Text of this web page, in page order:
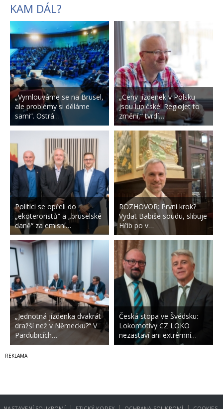
KAM DÁL?
„Vymlouváme se na Brusel,
ale problémy si děláme
sami“. Ostrá…
Politici se opřeli do
„ekoteroristů“ a „bruselské
daně“ za emisní…
„Jednotná jízdenka dvakrát
dražší než v Německu?“ V
Pardubicích…
„Ceny jízdenek v Polsku
jsou lupičské! RegioJet to
změní,“ tvrdí…
ROZHOVOR: První krok?
Vydat Babiše soudu, slibuje
Hřib po v…
Česká stopa ve Švédsku:
Lokomotivy CZ LOKO
nezastaví ani extrémní…